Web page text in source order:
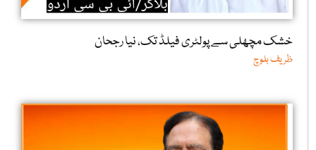
خشک مچھلی سے پولٹری فیلڈ تک، نیا رجحان
ظریف بلوچ